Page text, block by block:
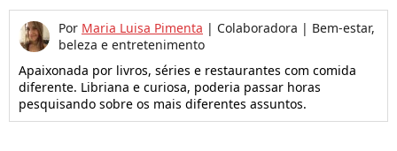
Por Maria Luisa Pimenta | Colaboradora | Bem-estar,
beleza e entretenimento
Apaixonada por livros, séries e restaurantes com comida
diferente. Libriana e curiosa, poderia passar horas
pesquisando sobre os mais diferentes assuntos.